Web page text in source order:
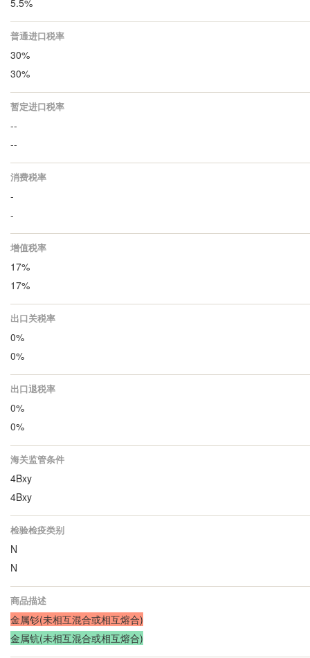
普通进口税率
30%
30%
暂定进口税率
--
--
消费税率
-
-
增值税率
17%
17%
出口关税率
0%
0%
出口退税率
0%
0%
海关监管条件
4Bxy
4Bxy
检验检疫类别
N
N
商品描述
金属钐(未相互混合或相互熔合)
金属钪(未相互混合或相互熔合)